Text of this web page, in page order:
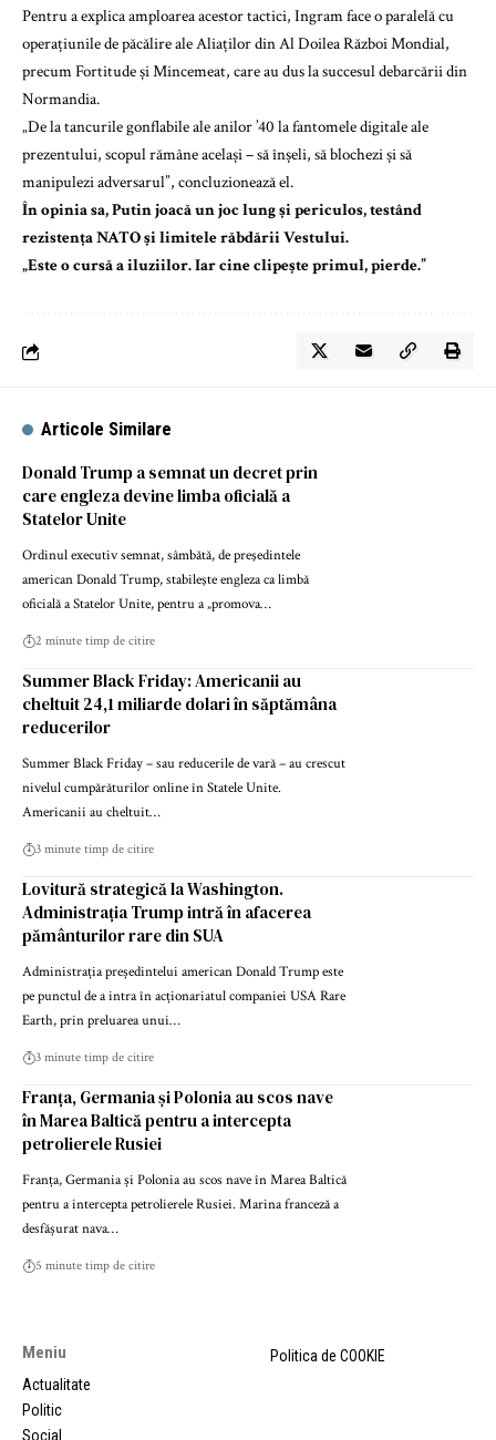
Pentru a explica amploarea acestor tactici, Ingram face o paralelă cu
operațiunile de păcălire ale Aliaților din Al Doilea Război Mondial,
precum Fortitude și Mincemeat, care au dus la succesul debarcării din
Normandia.
„De la tancurile gonflabile ale anilor ’40 la fantomele digitale ale
prezentului, scopul rămâne același – să înșeli, să blochezi și să
manipulezi adversarul”, concluzionează el.
În opinia sa, Putin joacă un joc lung și periculos, testând
rezistența NATO și limitele răbdării Vestului.
„Este o cursă a iluziilor. Iar cine clipește primul, pierde.”
Articole Similare
Donald Trump a semnat un decret prin
care engleza devine limba oficială a
Statelor Unite
Ordinul executiv semnat, sâmbătă, de preşedintele
american Donald Trump, stabileşte engleza ca limbă
oficială a Statelor Unite, pentru a „promova…
2 minute timp de citire
Summer Black Friday: Americanii au
cheltuit 24,1 miliarde dolari în săptămâna
reducerilor
Summer Black Friday – sau reducerile de vară – au crescut
nivelul cumpărăturilor online în Statele Unite.
Americanii au cheltuit…
3 minute timp de citire
Lovitură strategică la Washington.
Administrația Trump intră în afacerea
pământurilor rare din SUA
Administrația președintelui american Donald Trump este
pe punctul de a intra în acționariatul companiei USA Rare
Earth, prin preluarea unui…
3 minute timp de citire
Franța, Germania și Polonia au scos nave
în Marea Baltică pentru a intercepta
petrolierele Rusiei
Franța, Germania și Polonia au scos nave în Marea Baltică
pentru a intercepta petrolierele Rusiei. Marina franceză a
desfășurat nava…
5 minute timp de citire
Meniu
Actualitate
Politic
Social
Politica de COOKIE